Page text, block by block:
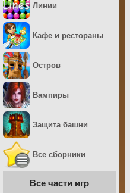
Линии
Кафе и рестораны
Остров
Вампиры
Защита башни
Все сборники
Все части игр